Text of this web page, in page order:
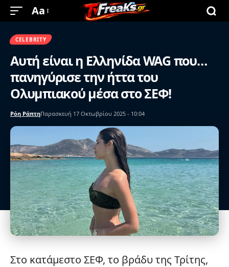
Aa
CELEBRITY
Αυτή είναι η Ελληνίδα WAG που…
πανηγύρισε την ήττα του
Ολυμπιακού μέσα στο ΣΕΦ!
Ρόη ΡάπτηΠαρασκευή 17 Οκτωβρίου 2025 - 10:04
Στο κατάμεστο ΣΕΦ, το βράδυ της Τρίτης,